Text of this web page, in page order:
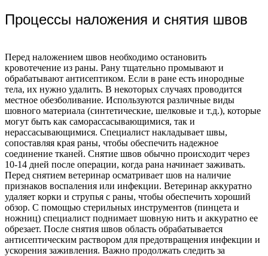
Процессы наложения и снятия швов
Перед наложением швов необходимо остановить
кровотечение из раны. Рану тщательно промывают и
обрабатывают антисептиком. Если в ране есть инородные
тела, их нужно удалить. В некоторых случаях проводится
местное обезболивание. Используются различные виды
шовного материала (синтетические, шелковые и т.д.), которые
могут быть как саморассасывающимися, так и
нерассасывающимися. Специалист накладывает швы,
сопоставляя края раны, чтобы обеспечить надежное
соединение тканей. Снятие швов обычно происходит через
10-14 дней после операции, когда рана начинает заживать.
Перед снятием ветеринар осматривает шов на наличие
признаков воспаления или инфекции. Ветеринар аккуратно
удаляет корки и струпья с раны, чтобы обеспечить хороший
обзор. С помощью стерильных инструментов (пинцета и
ножниц) специалист поднимает шовную нить и аккуратно ее
обрезает. После снятия швов область обрабатывается
антисептическим раствором для предотвращения инфекции и
ускорения заживления. Важно продолжать следить за